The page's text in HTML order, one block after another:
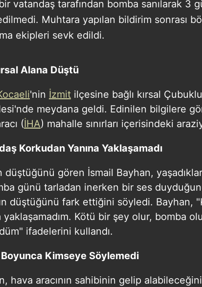
vatandaş tarafından bomba sanılarak 3
Muhtara yapılan bildirim sonrası
ekipleri sevk edildi.
Alana Düştü
'nin İzmit ilçesine bağlı kırsal
meydana geldi. Edinilen bilgilere
(İHA) mahalle sınırları içerisindeki
Korkudan Yanına Yaklaşamadı
düştüğünü gören İsmail Bayhan,
günü tarladan inerken bir ses
düştüğünü fark ettiğini söyledi. Bayhan,
yaklaşamadım. Kötü bir şey olur, bomba
ifadelerini kullandı.
Boyunca Kimseye Söylemedi
hava aracının sahibinin gelip